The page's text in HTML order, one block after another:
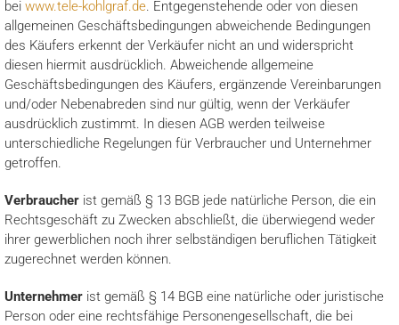
bei www.tele-kohlgraf.de. Entgegenstehende oder von diesen
allgemeinen Geschäftsbedingungen abweichende Bedingungen
des Käufers erkennt der Verkäufer nicht an und widerspricht
diesen hiermit ausdrücklich. Abweichende allgemeine
Geschäftsbedingungen des Käufers, ergänzende Vereinbarungen
und/oder Nebenabreden sind nur gültig, wenn der Verkäufer
ausdrücklich zustimmt. In diesen AGB werden teilweise
unterschiedliche Regelungen für Verbraucher und Unternehmer
getroffen.
Verbraucher ist gemäß § 13 BGB jede natürliche Person, die ein
Rechtsgeschäft zu Zwecken abschließt, die überwiegend weder
ihrer gewerblichen noch ihrer selbständigen beruflichen Tätigkeit
zugerechnet werden können.
Unternehmer ist gemäß § 14 BGB eine natürliche oder juristische
Person oder eine rechtsfähige Personengesellschaft, die bei